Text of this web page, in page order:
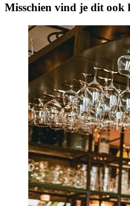
Misschien vind je dit ook